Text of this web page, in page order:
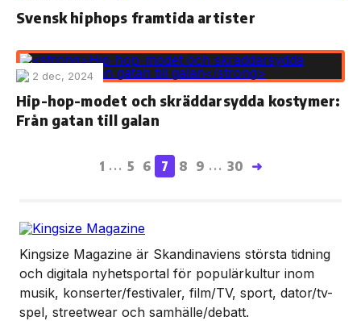
Svensk hiphops framtida artister
2 dec, 2024
Hip-hop-modet och skräddarsydda kostymer:
Från gatan till galan
1 ... 5 6 7 8 9 ... 30 ➜
Kingsize Magazine är Skandinaviens största tidning
och digitala nyhetsportal för populärkultur inom
musik, konserter/festivaler, film/TV, sport, dator/tv-
spel, streetwear och samhälle/debatt.